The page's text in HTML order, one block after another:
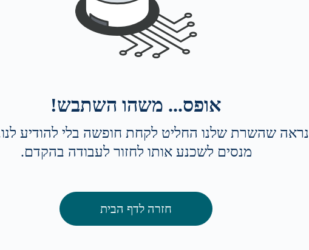
אופס... משהו השתבש!
נראה שהשרת שלנו החליט לקחת חופשה בלי להודיע
מנסים לשכנע אותו לחזור לעבודה בהקדם.
חזרה לדף הבית